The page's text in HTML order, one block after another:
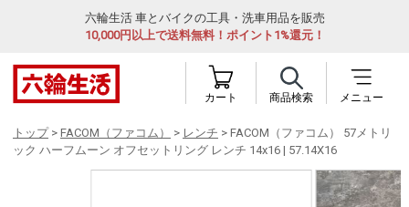
六輪生活 車とバイクの工具・洗車用品を販売
10,000円以上で送料無料！ポイント1%還元！
カート 商品検索 メニュー
トップ> FACOM（ファコム） > レンチ > FACOM（ファコム） 57メトリ
ック ハーフムーン オフセットリング レンチ 14x16 | 57.14X16